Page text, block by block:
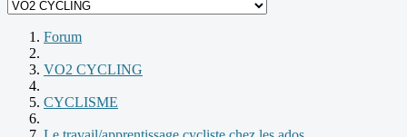
Forum
VO2 CYCLING
CYCLISME